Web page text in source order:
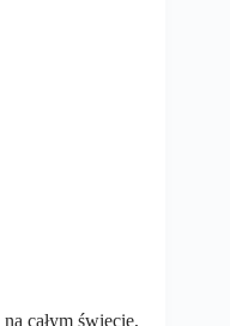
na całym świecie,